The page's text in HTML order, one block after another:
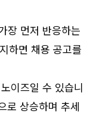
장 먼저 반응하는
하면 채용 공고를
이즈일 수 있습니
로 상승하며 추세